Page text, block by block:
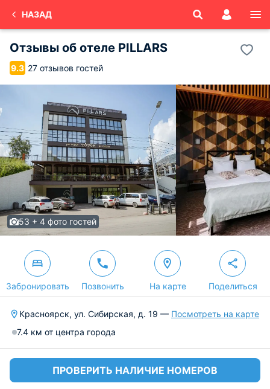
НАЗАД
Отзывы об отеле PILLARS
9.3 27 отзывов гостей
53 + 4 фото гостей
Забронировать Позвонить На карте Поделиться
Красноярск, ул. Сибирская, д. 19 — Посмотреть на карте
7.4 км от центра города
ПРОВЕРИТЬ НАЛИЧИЕ НОМЕРОВ